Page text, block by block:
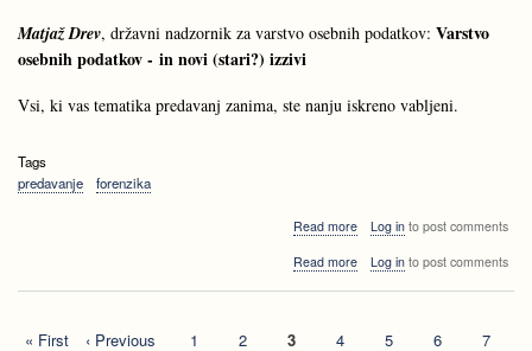
Matjaž Drev, državni nadzornik za varstvo osebnih podatkov: Varstvo
osebnih podatkov - in novi (stari?) izzivi
Vsi, ki vas tematika predavanj zanima, ste nanju iskreno vabljeni.
Tags
predavanje
forenzika
Read moreabout
predavanja
Log into post comments
Read moreabout
računalniška
Log into post comments
First
« First
Previous
‹ Previous Page
1 Page
2
Current
3 Page
4 Page
5 Page
6 Page
7